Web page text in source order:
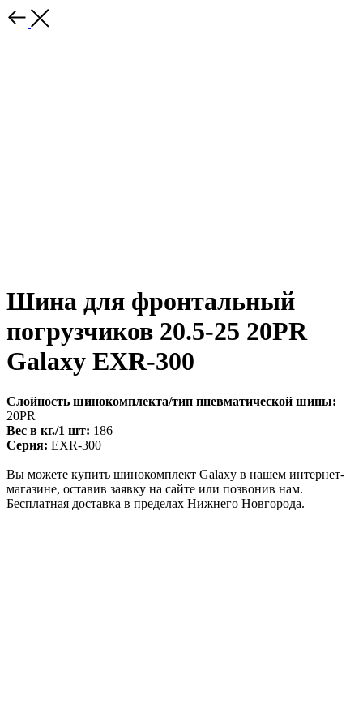
Шина для фронтальный
погрузчиков 20.5-25 20PR
Galaxy EXR-300
Слойность шинокомплекта/тип пневматической шины:
20PR
Вес в кг./1 шт: 186
Серия: EXR-300
Вы можете купить шинокомплект Galaxy в нашем интернет-
магазине, оставив заявку на сайте или позвонив нам.
Бесплатная доставка в пределах Нижнего Новгорода.